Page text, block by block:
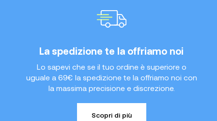
La spedizione te la offriamo noi
Lo sapevi che se il tuo ordine è superiore o
uguale a 69€ la spedizione te la offriamo noi con
la massima precisione e discrezione.
Scopri di più